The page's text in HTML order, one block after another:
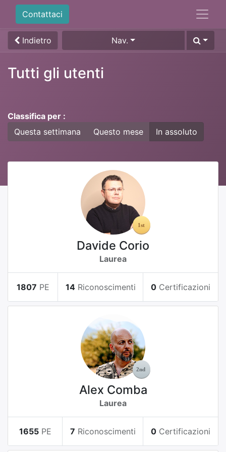
Contattaci
Indietro Nav.
Tutti gli utenti
Classifica per :
Questa settimana
Questo mese In assoluto
Davide Corio
Laurea
1807 PE 14 Riconoscimenti 0 Certificazioni
Alex Comba
Laurea
1655 PE 7 Riconoscimenti 0 Certificazioni